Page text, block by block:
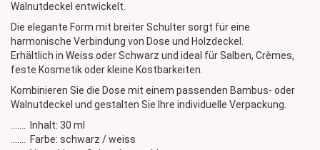
Walnutdeckel entwickelt.
Die elegante Form mit breiter Schulter sorgt für eine
harmonische Verbindung von Dose und Holzdeckel.
Erhältlich in Weiss oder Schwarz und ideal für Salben, Crèmes,
feste Kosmetik oder kleine Kostbarkeiten.
Kombinieren Sie die Dose mit einem passenden Bambus- oder
Walnutdeckel und gestalten Sie Ihre individuelle Verpackung.
....... Inhalt: 30 ml
....... Farbe: schwarz / weiss